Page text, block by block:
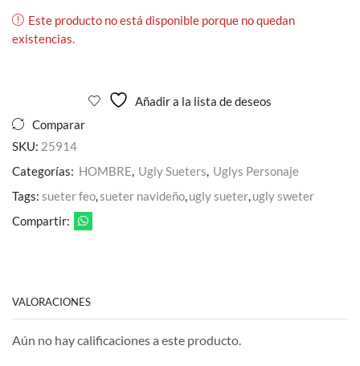
Este producto no está disponible porque no quedan
existencias.
Añadir a la lista de deseos
Comparar
SKU: 25914
Categorías: HOMBRE, Ugly Sueters, Uglys Personaje
Tags: sueter feo,sueter navideño,ugly sueter,ugly sweter
Compartir:
VALORACIONES
Aún no hay calificaciones a este producto.